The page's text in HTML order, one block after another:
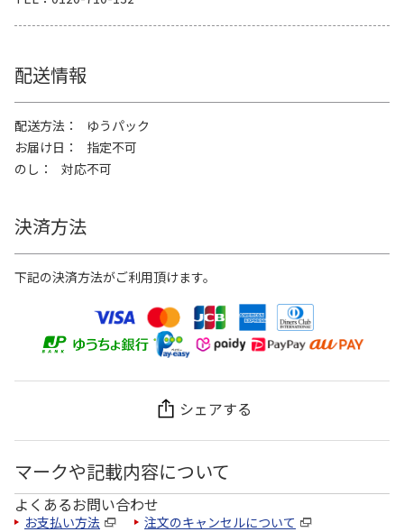
配送情報
配送方法
ゆうパック
お届け日
指定不可
のし
対応不可
決済方法
下記の決済方法がご利用頂けます。
シェアする
マークや記載内容について
よくあるお問い合わせ
お支払い方法 注文のキャンセルについて